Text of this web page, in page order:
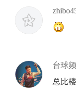
台球
总比